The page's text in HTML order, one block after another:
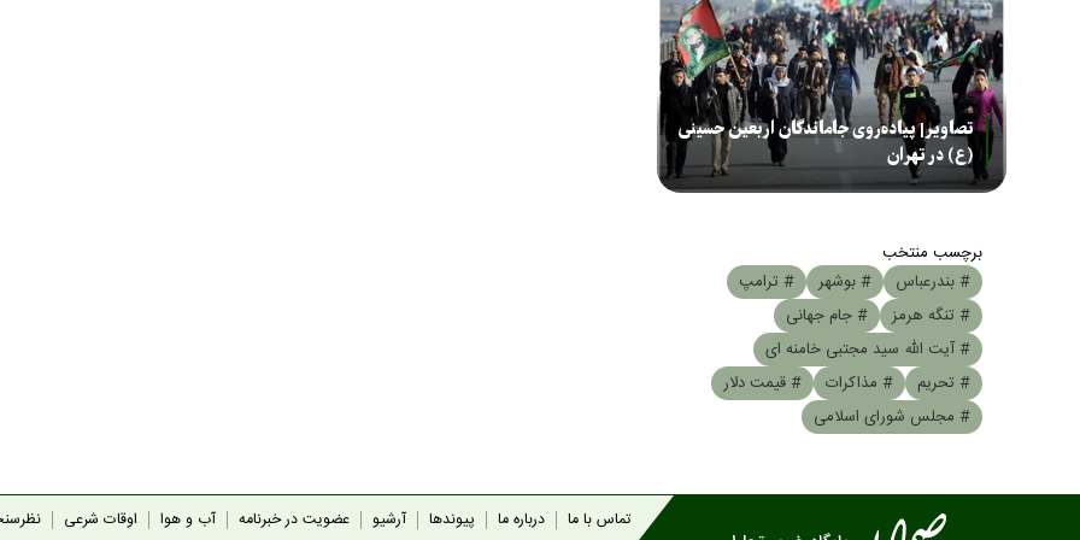
تصاویر| پیاده‌روی جاماندگان اربعین حسینی
(ع) در تهران
برچسب منتخب
# بندرعباس
# بوشهر
# ترامپ
# تنگه هرمز
# جام جهانی
# آیت الله سید مجتبی خامنه ای
# تحریم
# مذاکرات
# قیمت دلار
# مجلس شورای اسلامی
تماس با ما درباره ما پیوندها آرشیو عضویت در خبرنامه آب و هوا اوقات شرعی